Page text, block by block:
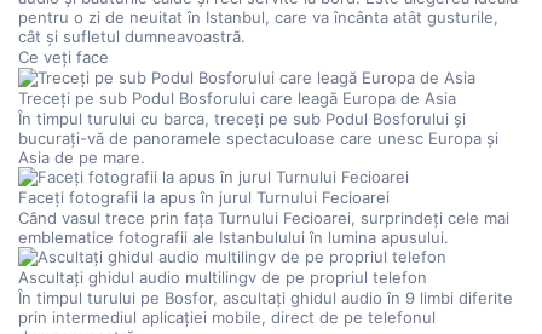
pentru o zi de neuitat în Istanbul, care va încânta atât gusturile,
cât și sufletul dumneavoastră.
Ce veți face
Treceți pe sub Podul Bosforului care leagă Europa de Asia
În timpul turului cu barca, treceți pe sub Podul Bosforului și
bucurați-vă de panoramele spectaculoase care unesc Europa și
Asia de pe mare.
Faceți fotografii la apus în jurul Turnului Fecioarei
Când vasul trece prin fața Turnului Fecioarei, surprindeți cele mai
emblematice fotografii ale Istanbulului în lumina apusului.
Ascultați ghidul audio multilingv de pe propriul telefon
În timpul turului pe Bosfor, ascultați ghidul audio în 9 limbi diferite
prin intermediul aplicației mobile, direct de pe telefonul